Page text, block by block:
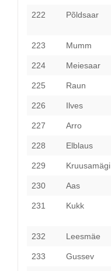
222 Põldsaar
223 Mumm
224 Meiesaar
225 Raun
226 Ilves
227 Arro
228 Elblaus
229 Kruusamägi
230 Aas
231 Kukk
232 Leesmäe
233 Gussev